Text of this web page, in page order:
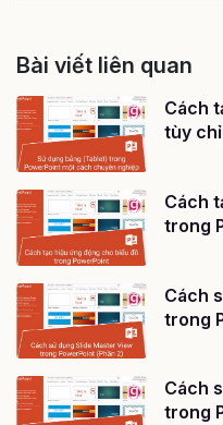
Bài viết liên quan
Cách
tùy
Cách
trong
Cách
trong
Cách
trong